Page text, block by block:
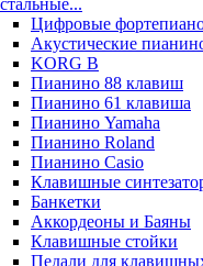
Цифровые
Акустические
KORG B
Пианино 88 клавиш
Пианино 61 клавиша
Пианино Yamaha
Пианино Roland
Пианино Casio
Клавишные
Банкетки
Аккордеоны и Баяны
Клавишные стойки
Педали для